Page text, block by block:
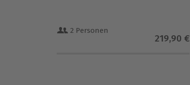
2 Personen
219,90 €